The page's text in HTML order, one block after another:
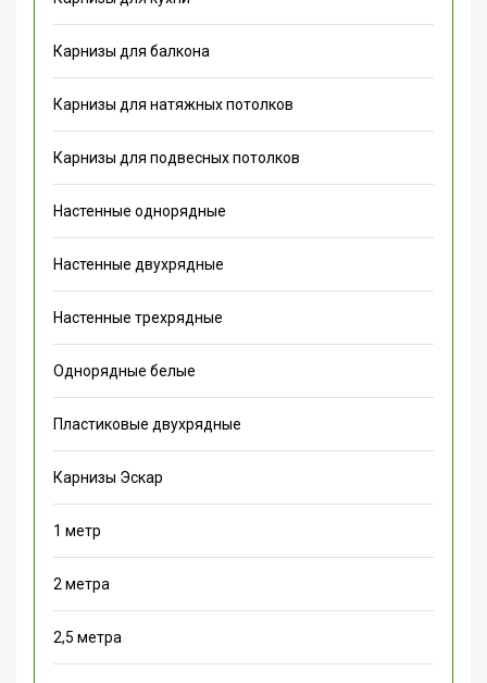
Карнизы для балкона
Карнизы для натяжных потолков
Карнизы для подвесных потолков
Настенные однорядные
Настенные двухрядные
Настенные трехрядные
Однорядные белые
Пластиковые двухрядные
Карнизы Эскар
1 метр
2 метра
2,5 метра